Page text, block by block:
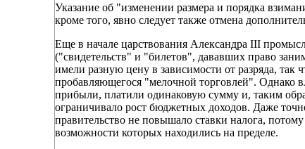
Указание об "изменении размера и порядка
кроме того, явно следует также отмена
Еще в начале царствования Александра III
("свидетельств" и "билетов", дававших право
имели разную цену в зависимости от разряда,
пробавляющегося "мелочной торговлей". Однако
прибыли, платили одинаковую сумму и, таким
ограничивало рост бюджетных доходов. Даже
правительство не повышало ставки налога,
возможности которых находились на пределе.